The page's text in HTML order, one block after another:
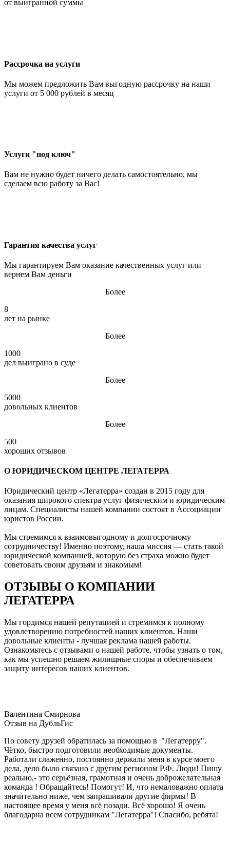
от выигранной суммы
Рассрочка на услуги
Мы можем предложить Вам выгодную рассрочку на наши
услуги от 5 000 рублей в месяц
Услуги "под ключ"
Вам не нужно будет ничего делать самостоятельно, мы
сделаем всю работу за Вас!
Гарантия качества услуг
Мы гарантируем Вам оказание качественных услуг или
вернем Вам деньги
Более
8
лет на рынке
Более
1000
дел выиграно в суде
Более
5000
довольных клиентов
Более
500
хороших отзывов
О ЮРИДИЧЕСКОМ ЦЕНТРЕ ЛЕГАТЕРРА
Юридический центр «Легатерра» создан в 2015 году для
оказания широкого спектра услуг физическим и юридическим
лицам. Специалисты нашей компании состоят в Ассоциации
юристов России.
Мы стремимся к взаимовыгодному и долгосрочному
сотрудничеству! Именно поэтому, наша миссия — стать такой
юридической компанией, которую без страха можно будет
советовать своим друзьям и знакомым!
ОТЗЫВЫ О КОМПАНИИ
ЛЕГАТЕРРА
Мы гордимся нашей репутацией и стремимся к полному
удовлетворению потребностей наших клиентов. Наши
довольные клиенты - лучшая реклама нашей работы.
Ознакомьтесь с отзывами о нашей работе, чтобы узнать о том,
как мы успешно решаем жилищные споры и обеспечиваем
защиту интересов наших клиентов.
Валентина Смирнова
Отзыв на ДубльГис
По совету друзей обратилась за помощью в "Легатерру".
Чётко, быстро подготовили необходимые документы.
Работали слаженно, постоянно держали меня в курсе моего
дела, дело было связано с другим регионом Р.Ф. Люди! Пишу
реально,- это серьёзная, грамотная и очень доброжелательная
команда ! Обращайтесь! Помогут! И, что немаловажно оплата
значительно ниже, чем запрашивали другие фирмы! В
настоящее время у меня всё позади. Всё хорошо! Я очень
благодарна всем сотрудникам "Легатерра"! Спасибо, ребята!